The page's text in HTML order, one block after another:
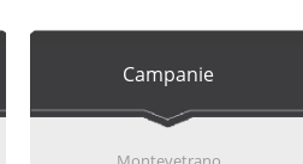
Campanie